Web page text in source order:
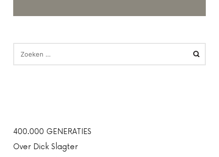
NAAR:
400.000 GENERATIES
Over Dick Slagter